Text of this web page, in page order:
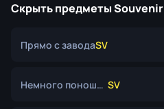
Скрыть предметы Souvenir
Прямо с заводаSV
Немного поношенное SV